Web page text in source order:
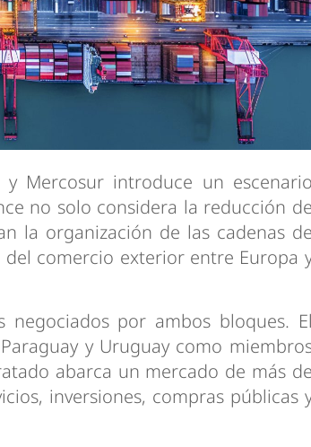
Mercosur introduce un
no solo considera la reducción
la organización de las cadenas
comercio exterior entre Europa
por ambos bloques.
y Uruguay como
abarca un mercado de más
inversiones, compras públicas